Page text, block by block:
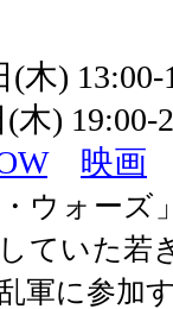
(木)
) 19:00-
映画
・ウォー
ていた若
軍に参加